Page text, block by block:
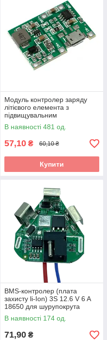
Модуль контролер заряду
літієвого елемента з
підвищувальним
перетворювачем 4,3-27V,
HW-357
В наявності 481 од.
57,10 ₴ 60,10 ₴
Купити
BMS-контролер (плата
захисту li-Ion) 3S 12.6 V 6 A
18650 для шурупокрута
В наявності 174 од.
71,90 ₴